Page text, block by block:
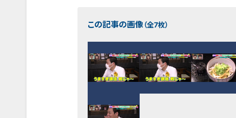
この記事の画像（全7枚）